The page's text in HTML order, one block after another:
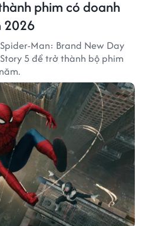
phim có doanh
2026
Man: Brand New Day
5 để trở thành bộ phim